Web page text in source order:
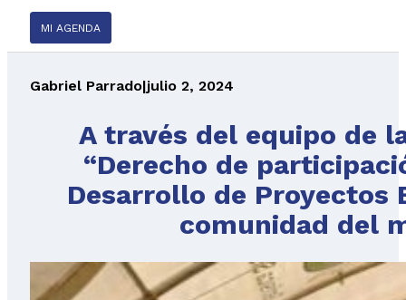
MI AGENDA
Gabriel Parrado|julio 2, 2024
A través del equipo de
“Derecho de
Desarrollo de Proyectos
comunidad del